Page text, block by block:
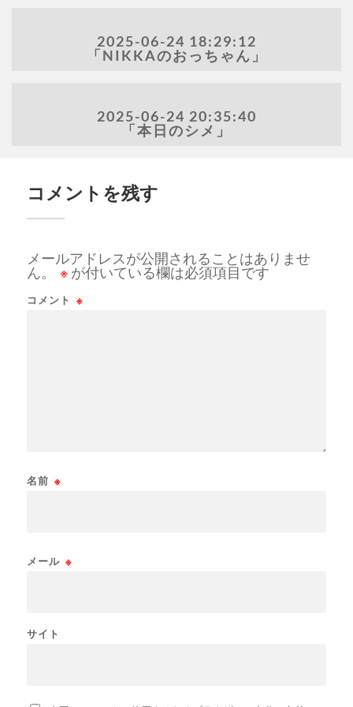
2025-06-24 18:29:12
「NIKKAのおっちゃん」
2025-06-24 20:35:40
「本日のシメ」
コメントを残す
メールアドレスが公開されることはありませ
ん。
※ が付いている欄は必須項目です
コメント ※
名前 ※
メール ※
サイト